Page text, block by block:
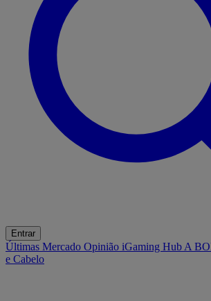
Entrar
Últimas Mercado Opinião iGaming Hub A
e Cabelo